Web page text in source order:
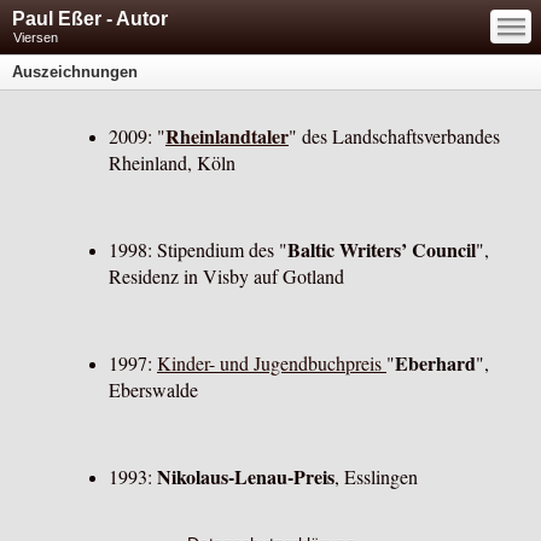
Paul Eßer - Autor
Viersen
—
—
—
Auszeichnungen
2009: "Rheinlandtaler" des Landschaftsverbandes
Rheinland, Köln
1998: Stipendium des "Baltic Writers’ Council",
Residenz in Visby auf Gotland
1997: Kinder- und Jugendbuchpreis "Eberhard",
Eberswalde
1993: Nikolaus-Lenau-Preis, Esslingen